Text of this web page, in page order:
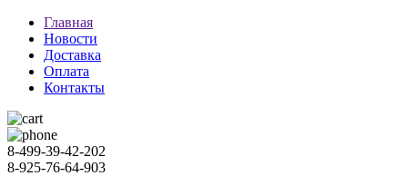
Главная
Новости
Доставка
Оплата
Контакты
8-499-39-42-202
8-925-76-64-903